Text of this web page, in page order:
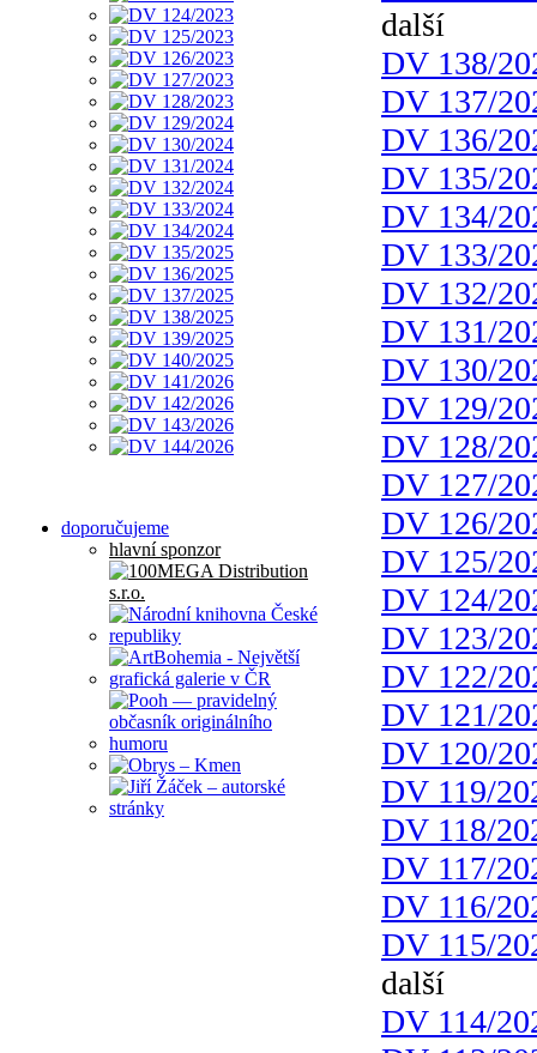
doporučujeme
hlavní sponzor
další
DV 138/
DV 137/
DV 136/
DV 135/
DV 134/
DV 133/
DV 132/
DV 131/
DV 130/
DV 129/
DV 128/
DV 127/
DV 126/
DV 125/
DV 124/
DV 123/
DV 122/
DV 121/
DV 120/
DV 119/
DV 118/
DV 117/
DV 116/
DV 115/
další
DV 114/